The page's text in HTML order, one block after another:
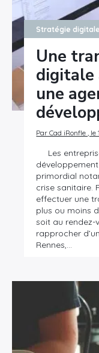
Stratégie digitale
Une
digitale
une
Par Cad iRonfle ,
Les
primordial
crise sanitaire.
effectuer une
plus ou moins
soit au rendez-
rapprocher
Rennes,…